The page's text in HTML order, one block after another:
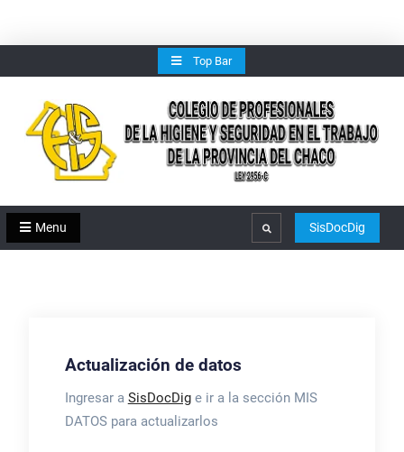
to
content
Top Bar
Menu Search SisDocDig
Actualización de datos
Ingresar a SisDocDige ir a la sección MIS
DATOS para actualizarlos